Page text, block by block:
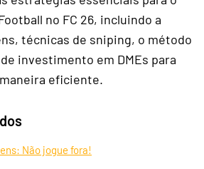
no FC 26, incluindo a
técnicas de sniping, o método
investimento em DMEs para
eficiente.
Não jogue fora!